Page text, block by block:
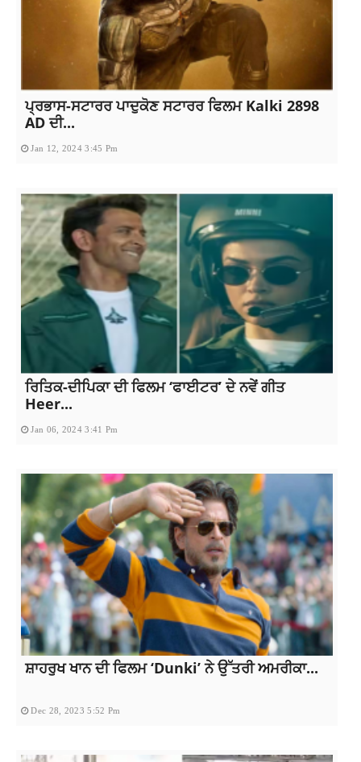
ਪ੍ਰਭਾਸ-ਸਟਾਰਰ ਪਾਦੁਕੋਣ ਸਟਾਰਰ ਫਿਲਮ Kalki 2898
AD ਦੀ...
Jan 12, 2024 3:45 Pm
ਰਿਤਿਕ-ਦੀਪਿਕਾ ਦੀ ਫਿਲਮ ‘ਫਾਈਟਰ’ ਦੇ ਨਵੇਂ ਗੀਤ
Heer...
Jan 06, 2024 3:41 Pm
ਸ਼ਾਹਰੁਖ ਖਾਨ ਦੀ ਫਿਲਮ ‘Dunki’ ਨੇ ਉੱਤਰੀ ਅਮਰੀਕਾ...
Dec 28, 2023 5:52 Pm